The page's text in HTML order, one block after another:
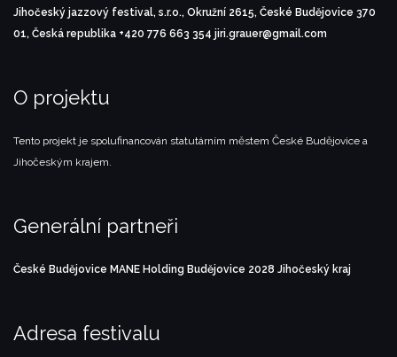
Jihočeský jazzový festival, s.r.o., Okružní 2615, České Budějovice 370
01, Česká republika +420 776 663 354 jiri.grauer@gmail.com
O projektu
Tento projekt je spolufinancován statutárním městem České Budějovice a
Jihočeským krajem.
Generální partneři
České Budějovice MANE Holding Budějovice 2028 Jihočeský kraj
Adresa festivalu